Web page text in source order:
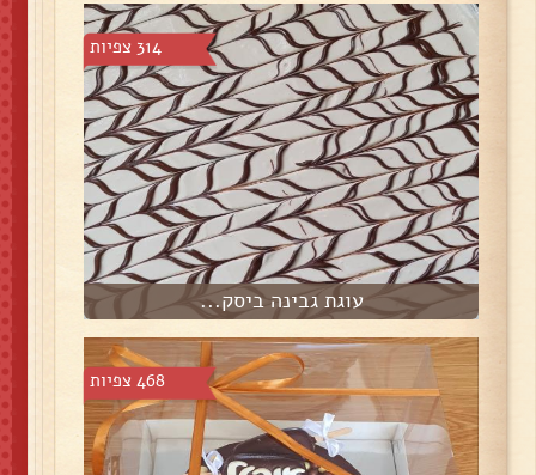
314 צפיות
עוגת גבינה ביסק...
468 צפיות